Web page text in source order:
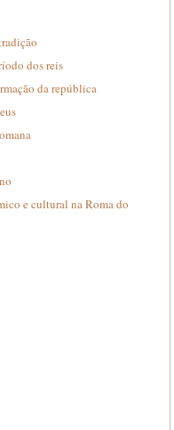
dos reis
da república
e cultural na Roma do